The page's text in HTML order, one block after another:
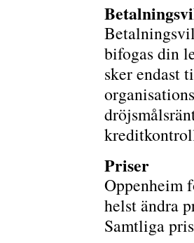
bifogas din
sker endast
Priser
Oppenheim
helst ändra
Samtliga